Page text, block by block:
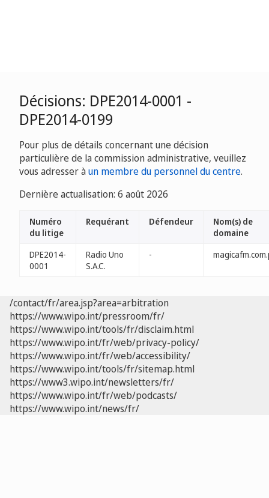
Décisions: DPE2014-0001 -
DPE2014-0199
Pour plus de détails concernant une décision
particulière de la commission administrative, veuillez
vous adresser àun membre du personnel du centre.
Dernière actualisation: 6 août 2026
Numéro
du litige
Requérant Défendeur
Nom(s) de
domaine
DPE2014-
0001
Radio Uno
S.A.C.
-
/contact/fr/area.jsp?area=arbitration
https://www.wipo.int/pressroom/fr/
https://www.wipo.int/tools/fr/disclaim.html
https://www.wipo.int/fr/web/privacy-policy/
https://www.wipo.int/fr/web/accessibility/
https://www.wipo.int/tools/fr/sitemap.html
https://www3.wipo.int/newsletters/fr/
https://www.wipo.int/fr/web/podcasts/
https://www.wipo.int/news/fr/